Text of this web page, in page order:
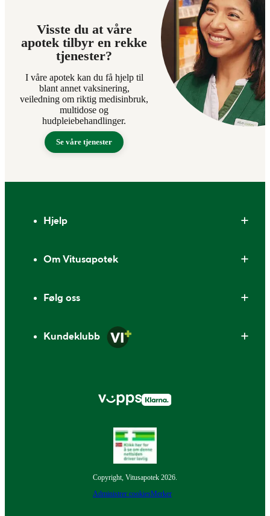
Visste du at våre
apotek tilbyr en rekke
tjenester?
I våre apotek kan du få hjelp til
blant annet vaksinering,
veiledning om riktig medisinbruk,
multidose og
hudpleiebehandlinger.
Se våre tjenester
Hjelp
Om Vitusapotek
Følg oss
Kundeklubb
Copyright, Vitusapotek 2026.
Administrer cookiesMerker